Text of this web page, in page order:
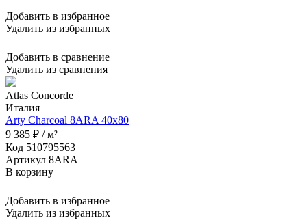
Добавить в избранное
Удалить из избранных
Добавить в сравнение
Удалить из сравнения
Atlas Concorde
Италия
Arty Charcoal 8ARA 40x80
9 385 ₽ / м²
Код 510795563
Артикул 8ARA
В корзину
Добавить в избранное
Удалить из избранных